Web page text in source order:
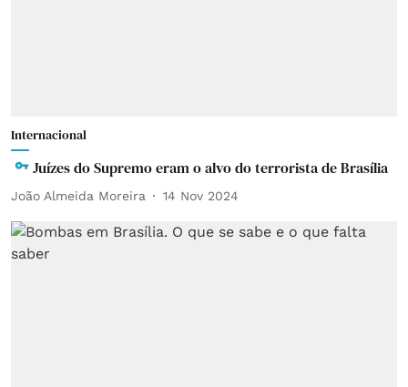
Internacional
Juízes do Supremo eram o alvo do terrorista de Brasília
João Almeida Moreira 14 Nov 2024